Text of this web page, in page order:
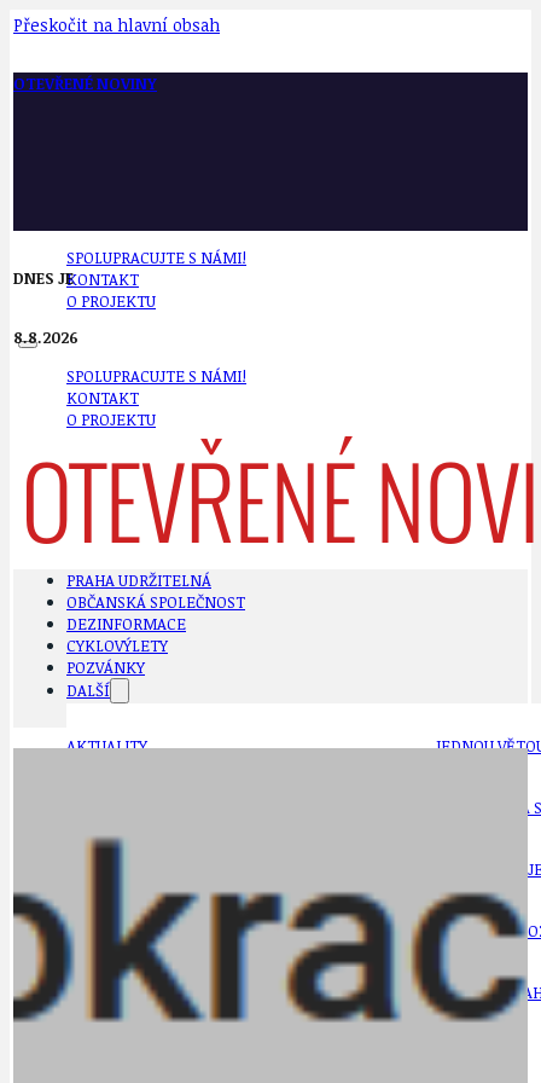
Přeskočit na hlavní obsah
OTEVŘENÉ NOVINY
SPOLUPRACUJTE S NÁMI!
KONTAKT
O PROJEKTU
SPOLUPRACUJTE S NÁMI!
KONTAKT
O PROJEKTU
DNES JE
8.8.2026
PRAHA UDRŽITELNÁ
OBČANSKÁ SPOLEČNOST
DEZINFORMACE
CYKLOVÝLETY
POZVÁNKY
DALŠÍ
AKTUALITY
DATA A VÝROČÍ
DEZINFORMACE
JEDNOU
KLÁNOVICKÁ
KRUHOVÝ
KULTURNÍ
NÁDRAŽÍ